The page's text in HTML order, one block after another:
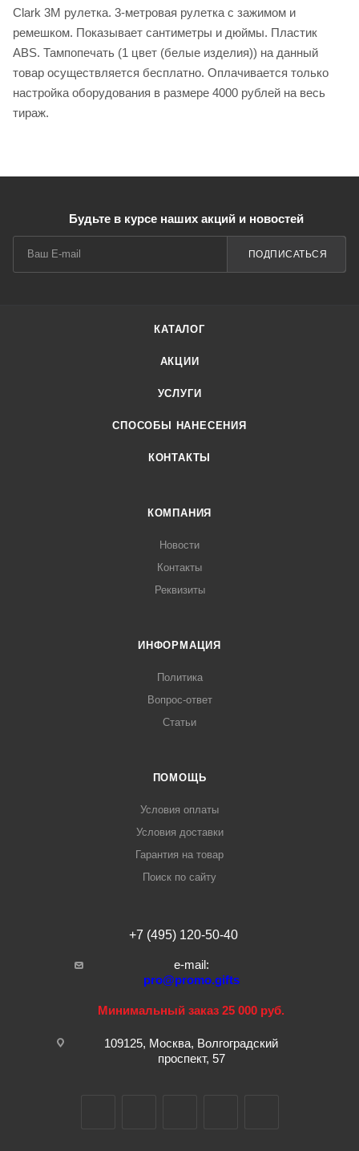
Clark 3M рулетка. 3-метровая рулетка с зажимом и
ремешком. Показывает сантиметры и дюймы. Пластик
ABS. Тампопечать (1 цвет (белые изделия)) на данный
товар осуществляется бесплатно. Оплачивается только
настройка оборудования в размере 4000 рублей на весь
тираж.
Будьте в курсе наших акций и новостей
ПОДПИСАТЬСЯ
КАТАЛОГ
АКЦИИ
УСЛУГИ
СПОСОБЫ НАНЕСЕНИЯ
КОНТАКТЫ
КОМПАНИЯ
Новости
Контакты
Реквизиты
ИНФОРМАЦИЯ
Политика
Вопрос-ответ
Статьи
ПОМОЩЬ
Условия оплаты
Условия доставки
Гарантия на товар
Поиск по сайту
+7 (495) 120-50-40
e-mail:
pro@promo.gifts
Минимальный заказ 25 000 руб.
109125, Москва, Волгоградский
проспект, 57